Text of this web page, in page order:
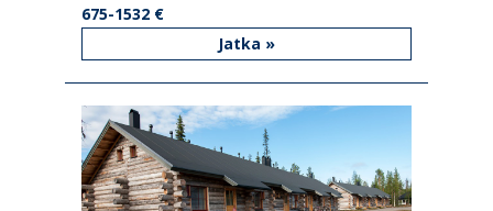
675-1532 €
Jatka »